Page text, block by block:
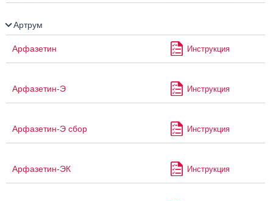
Артрум
Арфазетин Инструкция
Арфазетин-Э Инструкция
Арфазетин-Э сбор Инструкция
Арфазетин-ЭК Инструкция